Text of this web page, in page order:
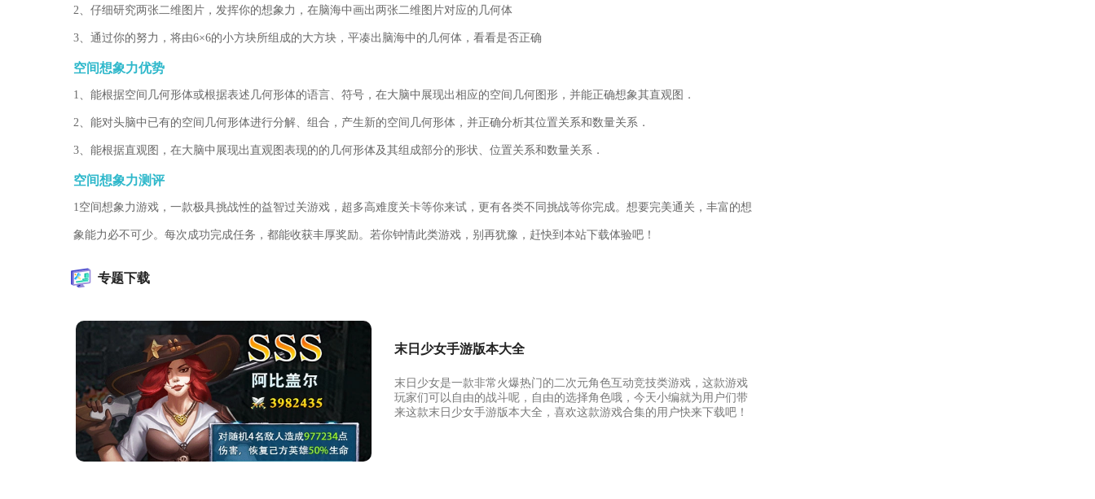
2、仔细研究两张二维图片，发挥你的想象力，在脑海中画出两张二维图片对应的几何体
3、通过你的努力，将由6×6的小方块所组成的大方块，平凑出脑海中的几何体，看看是否正确
空间想象力优势
1、能根据空间几何形体或根据表述几何形体的语言、符号，在大脑中展现出相应的空间几何图形，并能正确想象其直观图．
2、能对头脑中已有的空间几何形体进行分解、组合，产生新的空间几何形体，并正确分析其位置关系和数量关系．
3、能根据直观图，在大脑中展现出直观图表现的的几何形体及其组成部分的形状、位置关系和数量关系．
空间想象力测评
1空间想象力游戏，一款极具挑战性的益智过关游戏，超多高难度关卡等你来试，更有各类不同挑战等你完成。想要完美通关，丰富的想
象能力必不可少。每次成功完成任务，都能收获丰厚奖励。若你钟情此类游戏，别再犹豫，赶快到本站下载体验吧！
专题下载
末日少女手游版本大全
末日少女是一款非常火爆热门的二次元角色互动竞技类游戏，这款游戏
玩家们可以自由的战斗呢，自由的选择角色哦，今天小编就为用户们带
来这款末日少女手游版本大全，喜欢这款游戏合集的用户快来下载吧！